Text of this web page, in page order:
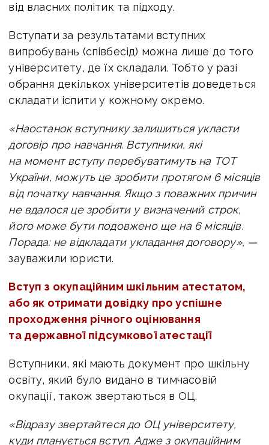
від власних політик та підходу.
Вступати за результатами вступних
випробувань (співбесід) можна лише до того
університету, де їх складали. Тобто у разі
обрання декількох університетів доведеться
складати іспити у кожному окремо.
«Наостанок вступнику залишиться укласти
договір про навчання. Вступники, які
на момент вступу перебуватимуть на ТОТ
України, можуть це зробити протягом 6 місяців
від початку навчання. Якщо з поважних причин
не вдалося це зробити у визначений строк,
його може бути подовжено ще на 6 місяців.
Порада: не відкладати укладання договору», —
зауважили юристи.
Вступ з окупаційним шкільним атестатом,
або як отримати довідку про успішне
проходження річного оцінювання
та державної підсумкової атестації
Вступники, які мають документ про шкільну
освіту, який було видано в тимчасовій
окупації, також звертаються в ОЦ.
«Відразу звертайтеся до ОЦ університету,
куди планується вступ. Адже з окупаційним